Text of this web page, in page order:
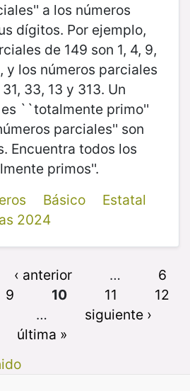
a los números
dígitos. Por ejemplo,
de 149 son 1, 4, 9,
y los números parciales
33, 13 y 313. Un
``totalmente primo''
parciales'' son
Encuentra todos los
primos''.
Básico
Estatal
2024
‹ anterior …
6
9 10 11
12
…
siguiente ›
última »